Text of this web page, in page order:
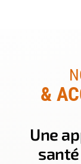
&
Une